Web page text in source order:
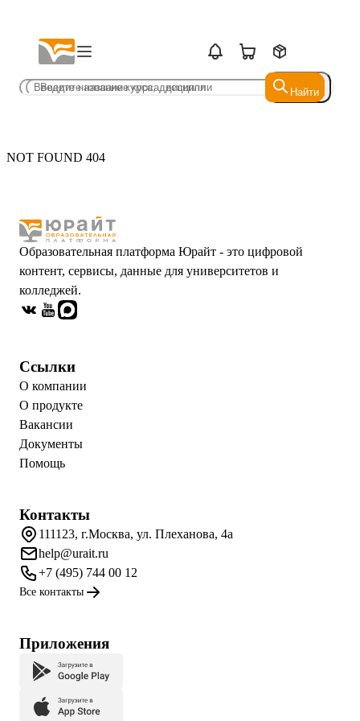
Найти
Найти
NOT FOUND 404
Образовательная платформа Юрайт - это цифровой
контент, сервисы, данные для университетов и
колледжей.
Ссылки
О компании
О продукте
Вакансии
Документы
Помощь
Контакты
111123, г.Москва, ул. Плеханова, 4а
help@urait.ru
+7 (495) 744 00 12
Все контакты
Приложения